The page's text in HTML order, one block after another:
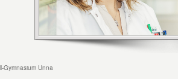
Gymnasium Unna